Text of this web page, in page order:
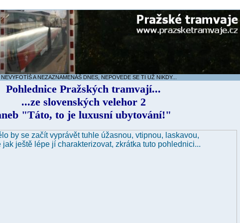
A NEZAZNAMENÁŠ DNES, NEPOVEDE SE TI UŽ NIKDY...
Pohlednice Pražských tramvají...
...ze slovenských velehor 2
"Táto, to je luxusní ubytování!"